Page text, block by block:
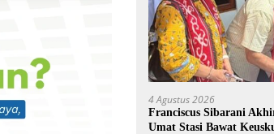
4 Agustus 2026
Franciscus Sibarani
Umat Stasi Bawat